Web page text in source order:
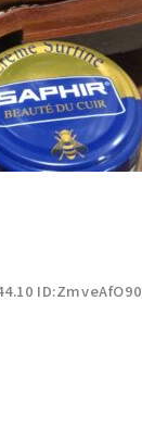
ID:ZmveAfO90